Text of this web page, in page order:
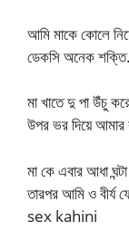
আমি মাকে কোলে
ডেকসি অনেক শক্তি.
মা খাতে দু পা উঁচু
উপর ভর দিয়ে আমার
মা কে এবার আধা
তারপর আমি ও
sex kahini